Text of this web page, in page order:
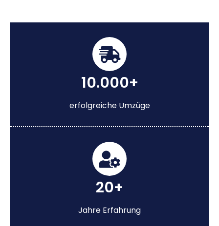
10.000+
erfolgreiche Umzüge
20+
Jahre Erfahrung